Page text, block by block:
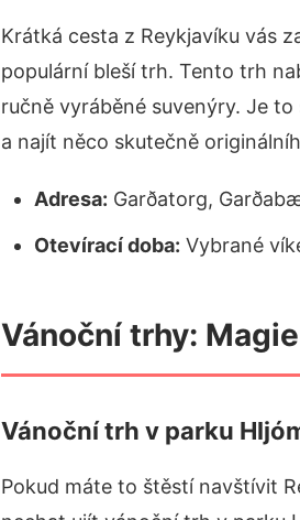
Krátká cesta z Reykjavíku vás
populární bleší trh. Tento trh
ručně vyráběné suvenýry. Je
a najít něco skutečně
Adresa: Garðatorg,
Otevírací doba: Vybrané
Vánoční trhy:
Vánoční trh v parku
Pokud máte to štěstí navštívit